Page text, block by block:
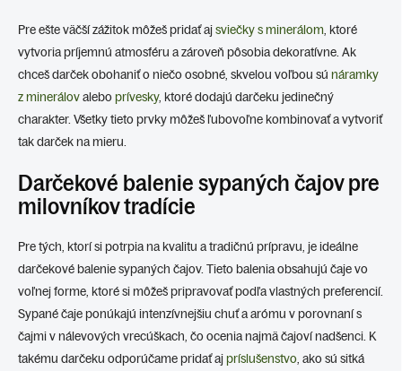
Pre ešte väčší zážitok môžeš pridať ajsviečky s minerálom, ktoré
vytvoria príjemnú atmosféru a zároveň pôsobia dekoratívne. Ak
chceš darček obohaniť o niečo osobné, skvelou voľbou sú náramky
z minerálovaleboprívesky, ktoré dodajú darčeku jedinečný
charakter. Všetky tieto prvky môžeš ľubovoľne kombinovať a vytvoriť
tak darček na mieru.
Darčekové balenie sypaných čajov pre
milovníkov tradície
Pre tých, ktorí si potrpia na kvalitu a tradičnú prípravu, je ideálne
darčekové balenie sypaných čajov. Tieto balenia obsahujú čaje vo
voľnej forme, ktoré si môžeš pripravovať podľa vlastných preferencií.
Sypané čaje ponúkajú intenzívnejšiu chuť a arómu v porovnaní s
čajmi v nálevových vrecúškach, čo ocenia najmä čajoví nadšenci. K
takému darčeku odporúčame pridať ajpríslušenstvo, ako sú sitká